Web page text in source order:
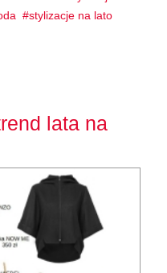
stylizacje na lato
lata na